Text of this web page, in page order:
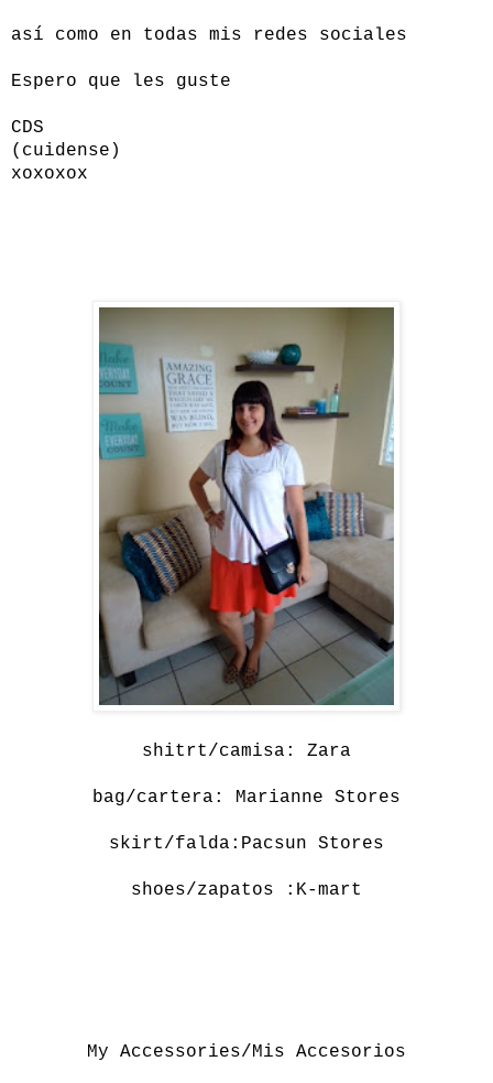
así como en todas mis redes sociales
Espero que les guste
CDS
(cuidense)
xoxoxox
shitrt/camisa: Zara
bag/cartera: Marianne Stores
skirt/falda:Pacsun Stores
shoes/zapatos :K-mart
My Accessories/Mis Accesorios